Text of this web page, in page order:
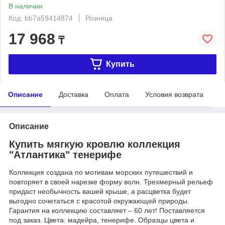
В наличии
Код: bb7a59414874
Розница
17 968 ₸
Купить
Описание Доставка Оплата Условия возврата
Описание
Купить мягкую кровлю коллекция
"Атлантика" тенерифе
Коллекция создана по мотивам морских путешествий и
повторяет в своей нарезке форму волн. Трехмерный рельеф
придаст необычность вашей крыше, а расцветка будет
выгодно сочетаться с красотой окружающей природы.
Гарантия на коллекцию составляет – 60 лет! Поставляется
под заказ. Цвета: мадейра, тенерифе. Образцы цвета и